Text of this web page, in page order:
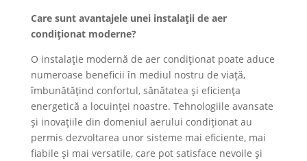
Care sunt avantajele unei instalații de aer
condiționat moderne?
O instalație modernă de aer condiționat poate aduce
numeroase beneficii în mediul nostru de viață,
îmbunătățind confortul, sănătatea și eficiența
energetică a locuinței noastre. Tehnologiile avansate
și inovațiile din domeniul aerului condiționat au
permis dezvoltarea unor sisteme mai eficiente, mai
fiabile și mai versatile, care pot satisface nevoile și